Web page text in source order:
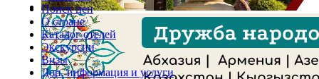
Поиск цен
О стране
Каталог отелей
Экскурсии
Визы
Доп. информация и услуги